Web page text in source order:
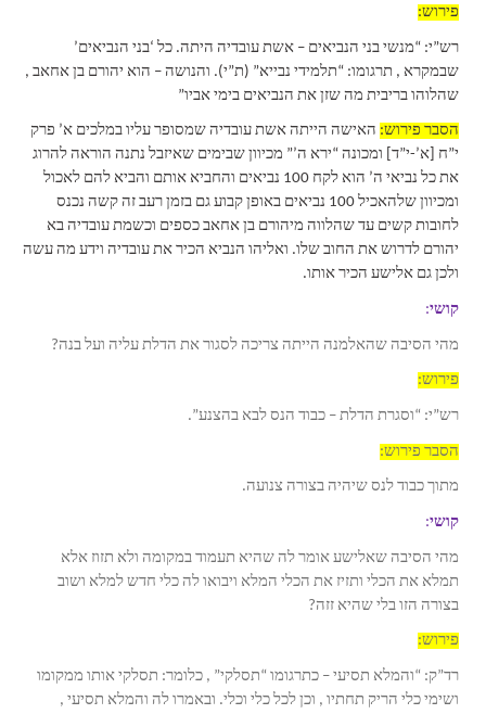
פירוש:
רש”י: “מנשי בני הנביאים – אשת עובדיה היתה. כל ‘בני הנביאים’
שבמקרא , תרגומו: “תלמידי נבייא” (ת”י). והנושה – הוא יהורם בן אחאב ,
שהלוהו בריבית מה שזן את הנביאים בימי אביו”
הסבר פירוש: האישה הייתה אשת עובדיה שמסופר עליו במלכים א’ פרק
י”ח [א’-י”ד] ומכונה “ירא ה’” מכיוון שבימים שאיזבל נתנה הוראה להרוג
את כל נביאי ה’ הוא לקח 100 נביאים והחביא אותם והביא להם לאכול
ומכיוון שלהאכיל 100 נביאים באופן קבוע גם בזמן רעב זה קשה נכנס
לחובות קשים עד שהלווה מיהורם בן אחאב כספים וכשמת עובדיה בא
יהורם לדרוש את החוב שלו. ואליהו הנביא הכיר את עובדיה וידע מה עשה
ולכן גם אלישע הכיר אותו.
קושי:
מהי הסיבה שהאלמנה הייתה צריכה לסגור את הדלת עליה ועל בנה?
פירוש:
רש”י: “וסגרת הדלת – כבוד הנס לבא בהצנע”.
הסבר פירוש:
מתוך כבוד לנס שיהיה בצורה צנועה.
קושי:
מהי הסיבה שאלישע אומר לה שהיא תעמוד במקומה ולא תזוז אלא
תמלא את הכלי ותזיז את הכלי המלא ויבואו לה כלי חדש למלא ושוב
בצורה הזו בלי שהיא זזה?
פירוש:
רד”ק: “והמלא תסיעי – כתרגומו “תסלקי” , כלומר: תסלקי אותו ממקומו
ושימי כלי הריק תחתיו , וכן לכל כלי וכלי. ובאמרו לה והמלא תסיעי ,